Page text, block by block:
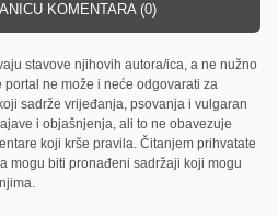
KOMENTARA (0)
stavove njihovih autora/ica, a ne nužno
ne može i neće odgovarati za
sadrže vrijeđanja, psovanja i vulgaran
i objašnjenja, ali to ne obavezuje
koji krše pravila. Čitanjem prihvatate
mogu biti pronađeni sadržaji koji mogu